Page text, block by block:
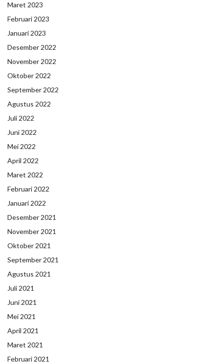
Maret 2023
Februari 2023
Januari 2023
Desember 2022
November 2022
Oktober 2022
September 2022
Agustus 2022
Juli 2022
Juni 2022
Mei 2022
April 2022
Maret 2022
Februari 2022
Januari 2022
Desember 2021
November 2021
Oktober 2021
September 2021
Agustus 2021
Juli 2021
Juni 2021
Mei 2021
April 2021
Maret 2021
Februari 2021